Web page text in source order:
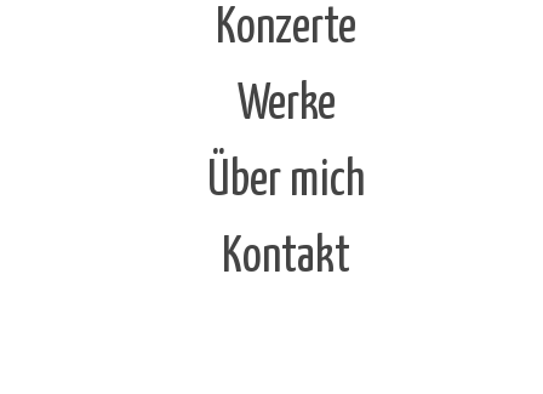
Konzerte
Werke
Über mich
Kontakt